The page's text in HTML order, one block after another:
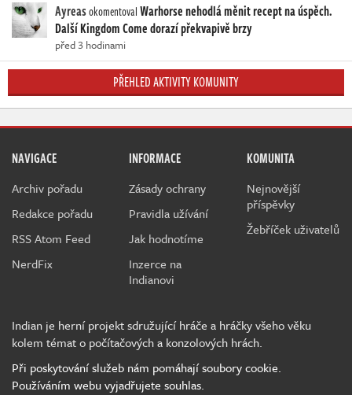
AyreasokomentovalWarhorse nehodlá měnit recept na úspěch.
Další Kingdom Come dorazí překvapivě brzy
před 3 hodinami
PŘEHLED AKTIVITY KOMUNITY
NAVIGACE
Archiv pořadu
Redakce pořadu
RSS Atom Feed
NerdFix
INFORMACE
Zásady ochrany
Pravidla užívání
Jak hodnotíme
Inzerce na
Indianovi
KOMUNITA
Nejnovější
příspěvky
Žebříček uživatelů
Indian je herní projekt sdružující hráče a hráčky všeho věku
kolem témat o počítačových a konzolových hrách.
Při poskytování služeb nám pomáhají soubory cookie.
Používáním webu vyjadřujete souhlas.